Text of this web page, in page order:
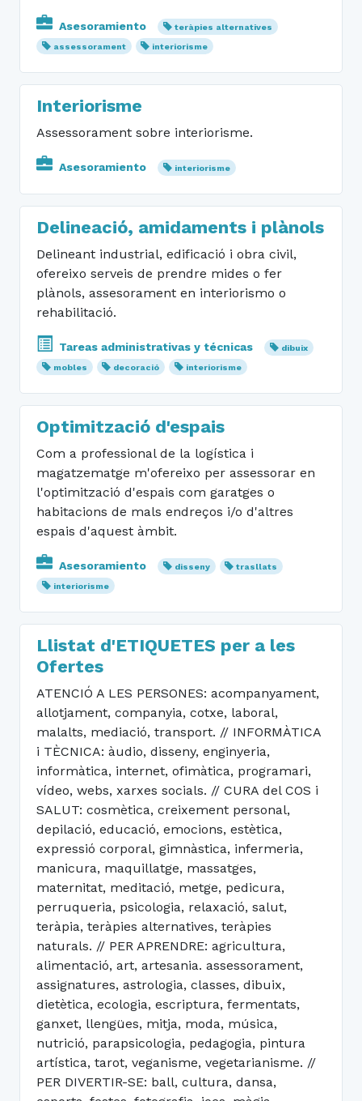
Asesoramiento
teràpies alternatives
assessorament
interiorisme
Interiorisme
Assessorament sobre interiorisme.
Asesoramiento interiorisme
Delineació, amidaments i plànols
Delineant industrial, edificació i obra civil,
ofereixo serveis de prendre mides o fer
plànols, assesorament en interiorismo o
rehabilitació.
Tareas administrativas y técnicas
dibuix
mobles
decoració interiorisme
Optimització d'espais
Com a professional de la logística i
magatzematge m'ofereixo per assessorar en
l'optimització d'espais com garatges o
habitacions de mals endreços i/o d'altres
espais d'aquest àmbit.
Asesoramiento disseny
trasllats
interiorisme
Llistat d'ETIQUETES per a les
Ofertes
ATENCIÓ A LES PERSONES: acompanyament,
allotjament, companyia, cotxe, laboral,
malalts, mediació, transport. // INFORMÀTICA
i TÈCNICA: àudio, disseny, enginyeria,
informàtica, internet, ofimàtica, programari,
vídeo, webs, xarxes socials. // CURA del COS i
SALUT: cosmètica, creixement personal,
depilació, educació, emocions, estètica,
expressió corporal, gimnàstica, infermeria,
manicura, maquillatge, massatges,
maternitat, meditació, metge, pedicura,
perruqueria, psicologia, relaxació, salut,
teràpia, teràpies alternatives, teràpies
naturals. // PER APRENDRE: agricultura,
alimentació, art, artesania. assessorament,
assignatures, astrologia, classes, dibuix,
dietètica, ecologia, escriptura, fermentats,
ganxet, llengües, mitja, moda, música,
nutrició, parapsicologia, pedagogia, pintura
artística, tarot, veganisme, vegetarianisme. //
PER DIVERTIR-SE: ball, cultura, dansa,